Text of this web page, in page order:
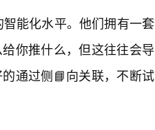
能化水平。他们拥有一套
你推什么，但这往往会导
通过侧📘向关联，不断试